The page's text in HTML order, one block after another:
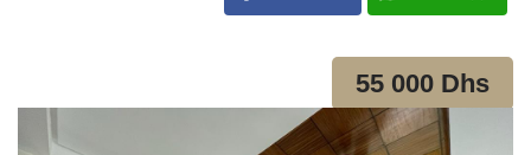
55 000 Dhs